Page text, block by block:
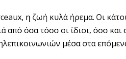
η ζωή κυλά ήρεμα. Οι
από όσα τόσο οι ίδιοι, όσο
μέσα στα